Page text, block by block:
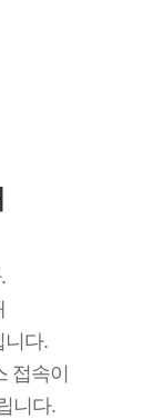
니다.
접속이
니다.